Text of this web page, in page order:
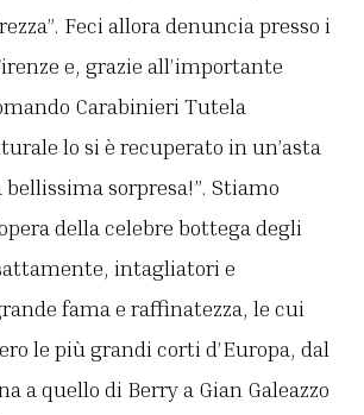
Feci allora denuncia presso i
e, grazie all’importante
Carabinieri Tutela
lo si è recuperato in un’asta
bellissima sorpresa!”. Stiamo
della celebre bottega degli
intagliatori e
fama e raffinatezza, le cui
le più grandi corti d’Europa, dal
a quello di Berry a Gian Galeazzo